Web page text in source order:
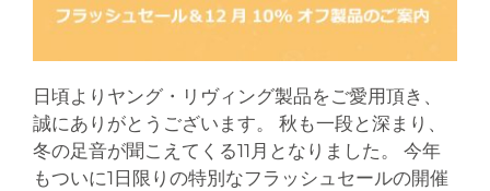
日頃よりヤング・リヴィング製品をご愛用頂き、
誠にありがとうございます。 秋も一段と深まり、
冬の足音が聞こえてくる11月となりました。 今年
もついに1日限りの特別なフラッシュセールの開催